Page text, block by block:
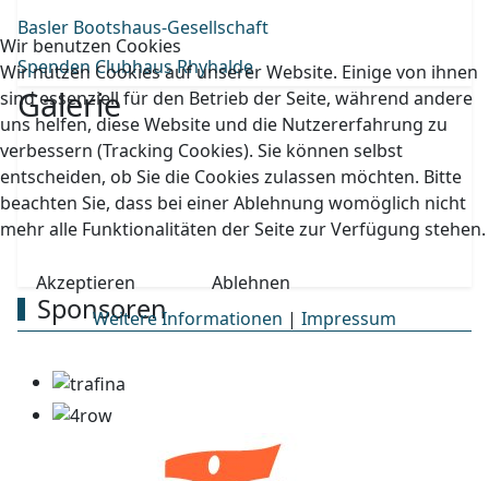
Basler Bootshaus-Gesellschaft
Spenden Clubhaus Rhyhalde
Galerie
Sponsoren
Wir benutzen Cookies
Wir nutzen Cookies auf unserer Website. Einige von ihnen
sind essenziell für den Betrieb der Seite, während andere
uns helfen, diese Website und die Nutzererfahrung zu
verbessern (Tracking Cookies). Sie können selbst
entscheiden, ob Sie die Cookies zulassen möchten. Bitte
beachten Sie, dass bei einer Ablehnung womöglich nicht
mehr alle Funktionalitäten der Seite zur Verfügung stehen.
Akzeptieren
Ablehnen
Weitere Informationen | Impressum